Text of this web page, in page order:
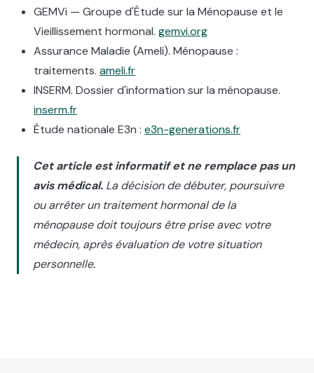
GEMVi — Groupe d'Étude sur la Ménopause et le
Vieillissement hormonal. gemvi.org
Assurance Maladie (Ameli). Ménopause :
traitements. ameli.fr
INSERM. Dossier d'information sur la ménopause.
inserm.fr
Étude nationale E3n : e3n-generations.fr
Cet article est informatif et ne remplace pas un
avis médical. La décision de débuter, poursuivre
ou arrêter un traitement hormonal de la
ménopause doit toujours être prise avec votre
médecin, après évaluation de votre situation
personnelle.